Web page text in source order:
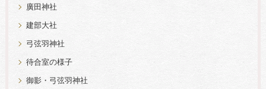
廣田神社
建部大社
弓弦羽神社
待合室の様子
御影・弓弦羽神社